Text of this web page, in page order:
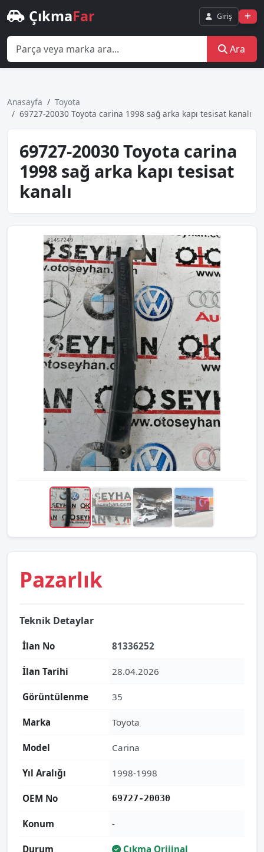
ÇıkmaFar Giriş
Ara
Anasayfa
Toyota
69727-20030 Toyota carina 1998 sağ arka kapı tesisat kanalı
69727-20030 Toyota carina
1998 sağ arka kapı tesisat
kanalı
Pazarlık
Teknik Detaylar
İlan No 81336252
İlan Tarihi 28.04.2026
Görüntülenme 35
Marka Toyota
Model Carina
Yıl Aralığı 1998-1998
OEM No 69727-20030
Konum -
Durum Çıkma Orijinal